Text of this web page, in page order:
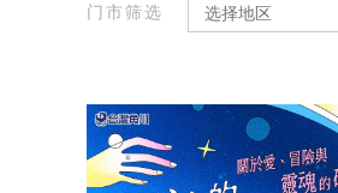
门市筛选 选择地区